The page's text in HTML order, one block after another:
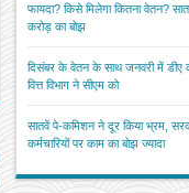
फायदा? किसे मिलेगा कितना वेतन?
करोड़ का बोझ
दिसंबर के वेतन के साथ जनवरी में डीए
वित्त विभाग ने सीएम को
सातवें पे-कमिशन ने दूर किया भ्रम,
कर्मचारियों पर काम का बोझ ज्यादा